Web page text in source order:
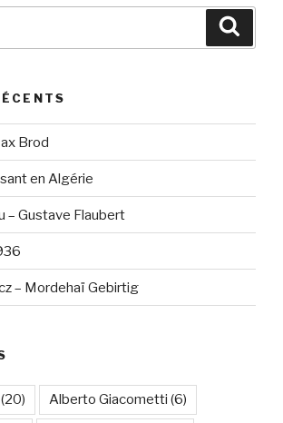
Brod
en Algérie
– Gustave Flaubert
– Mordehaï Gebirtig
(20) Alberto Giacometti (6)